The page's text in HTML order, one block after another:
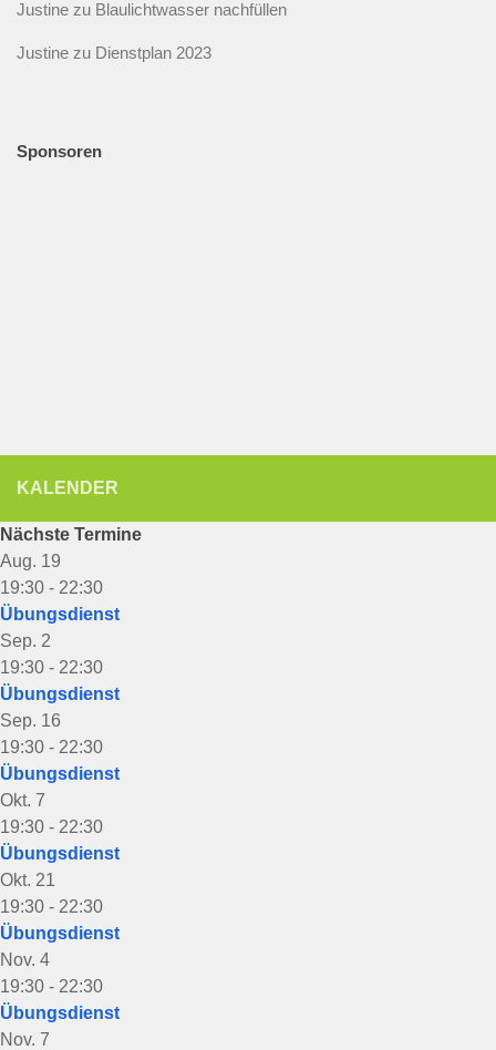
Justine zu Blaulichtwasser nachfüllen
Justine zu Dienstplan 2023
Sponsoren
KALENDER
Nächste Termine
Aug. 19
19:30 - 22:30
Übungsdienst
Sep. 2
19:30 - 22:30
Übungsdienst
Sep. 16
19:30 - 22:30
Übungsdienst
Okt. 7
19:30 - 22:30
Übungsdienst
Okt. 21
19:30 - 22:30
Übungsdienst
Nov. 4
19:30 - 22:30
Übungsdienst
Nov. 7